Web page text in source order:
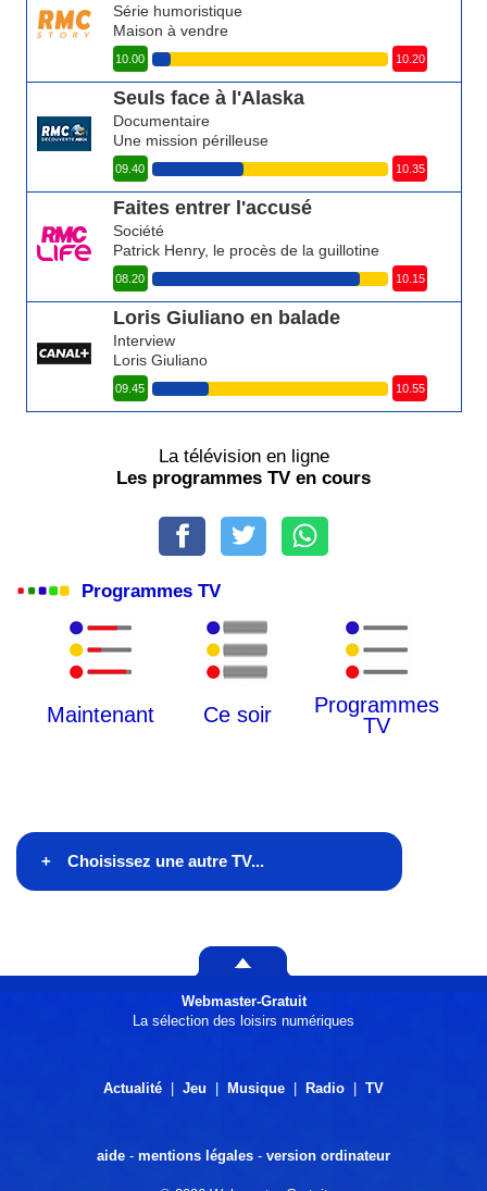
Série humoristique
Maison à vendre
10.00 10.20
Seuls face à l'Alaska
Documentaire
Une mission périlleuse
09.40 10.35
Faites entrer l'accusé
Société
Patrick Henry, le procès de la guillotine
08.20 10.15
Loris Giuliano en balade
Interview
Loris Giuliano
09.45 10.55
La télévision en ligne
Les programmes TV en cours
Programmes TV
Maintenant Ce soir
Programmes
TV
Choisissez une autre TV...
Ce soir à la télé
Généralistes
Musique
Webmaster-Gratuit
La sélection des loisirs numériques
Actualité Jeu Musique Radio TV
aide - mentions légales - version ordinateur